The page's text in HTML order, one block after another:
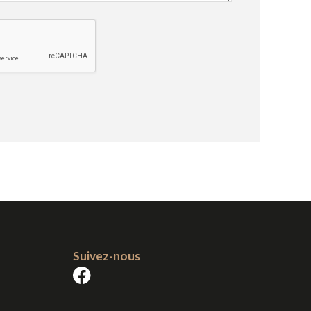
Suivez-nous